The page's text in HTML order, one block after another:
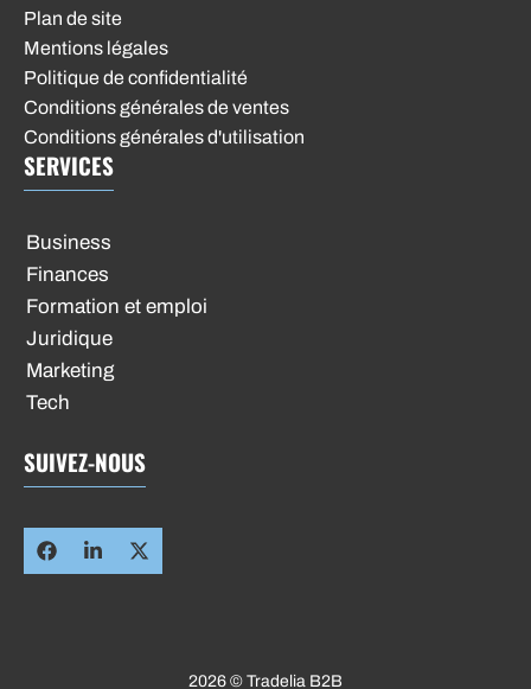
Plan de site
Mentions légales
Politique de confidentialité
Conditions générales de ventes
Conditions générales d'utilisation
SERVICES
Business
Finances
Formation et emploi
Juridique
Marketing
Tech
SUIVEZ-NOUS
2026 © Tradelia B2B